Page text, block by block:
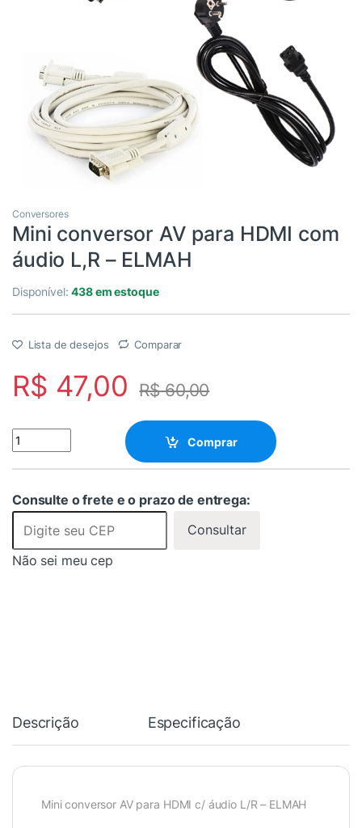
Conversores
Mini conversor AV para HDMI com
áudio L,R – ELMAH
Disponível:438 em estoque
Lista de desejos Comparar
R$ 47,00 R$60,00
Mini conversor AV para HDMI com áudio L,R - ELMAH quantity
Comprar
Consulte o frete e o prazo de entrega:
Consultar
Não sei meu cep
Descrição Especificação
Mini conversor AV para HDMI c/ áudio L/R – ELMAH